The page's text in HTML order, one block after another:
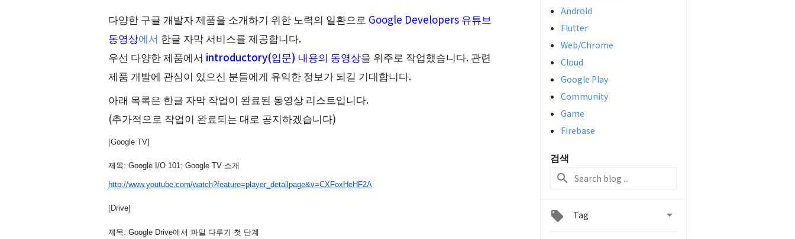
다양한 구글 개발자 제품을 소개하기 위한 노력의 일환으로 Google Developers 유튜브
동영상에서 한글 자막 서비스를 제공합니다.
우선 다양한 제품에서 introductory(입문) 내용의 동영상을 위주로 작업했습니다. 관련
제품 개발에 관심이 있으신 분들에게 유익한 정보가 되길 기대합니다.
아래 목록은 한글 자막 작업이 완료된 동영상 리스트입니다.
(추가적으로 작업이 완료되는 대로 공지하겠습니다)
[Google TV]
제목: Google I/O 101: Google TV 소개
http://www.youtube.com/watch?feature=player_detailpage&v=CXFoxHeHF2A
[Drive]
제목: Google Drive에서 파일 다루기 첫 단계
Android
Flutter
Web/Chrome
Cloud
Google Play
Community
Game
Firebase
검색
Tag 